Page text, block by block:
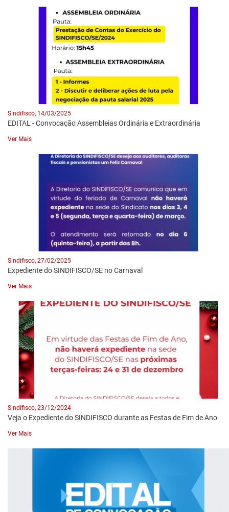
Sindifisco, 14/03/2025
EDITAL - Convocação Assembleias Ordinária e Extraordinária
Ver Mais
Sindifisco, 27/02/2025
Expediente do SINDIFISCO/SE no Carnaval
Ver Mais
Sindifisco, 23/12/2024
Veja o Expediente do SINDIFISCO durante as Festas de Fim de Ano
Ver Mais